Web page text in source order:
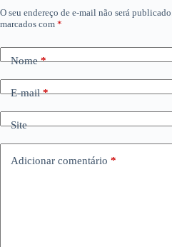
O seu endereço de e-mail não será publicado.
marcados com *
Nome*
E-mail*
Site
Adicionar comentário *